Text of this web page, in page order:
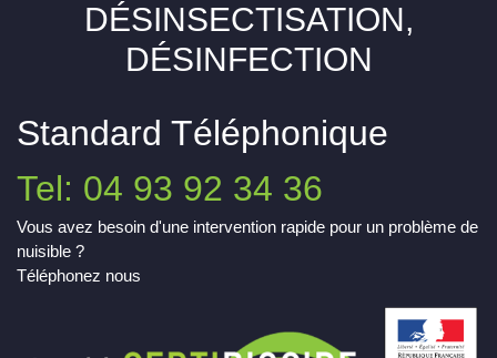
DÉSINSECTISATION,
DÉSINFECTION
Standard Téléphonique
Tel: 04 93 92 34 36
Vous avez besoin d'une intervention rapide pour un problème de
nuisible ?
Téléphonez nous